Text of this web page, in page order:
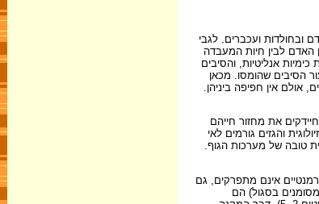
ובחולדות ועכברים. לגבי
האדם לבין חיות המעבדה
אנליטיות, והסיבים
הסיבים שהומסו. מכאן
אולם אין חפיפה ביניהן.
את מחזור חייהם
והגזים גורמים לאי
טובה של מערכות הגוף.
אינם מתפרקים, גם
אחד בשני בדרך הדוקה ביותר (שרטוט 2). הקטעים החופשיים (מסומנים בסגול) הם